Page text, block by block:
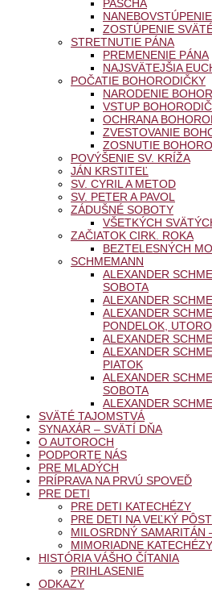
PASCHA
ZOSTÚPENIE
STRETNUTIE PÁNA
PREMENENIE PÁNA
NAJSVÄTEJŠIA
POČATIE BOHORODIČKY
NARODENIE
VSTUP
OCHRANA
ZVESTOVANIE
ZOSNUTIE
POVÝŠENIE SV. KRÍŽA
JÁN KRSTITEĽ
SV. CYRIL A METOD
SV. PETER A PAVOL
ZÁDUŠNÉ SOBOTY
VŠETKÝCH
ZAČIATOK CIRK. ROKA
BEZTELESNÝCH
SCHMEMANN
ALEXANDER
SOBOTA
ALEXANDER
ALEXANDER
PONDELOK,
ALEXANDER
ALEXANDER
PIATOK
ALEXANDER
SOBOTA
ALEXANDER
SVÄTÉ TAJOMSTVÁ
SYNAXÁR – SVÄTÍ DŇA
O AUTOROCH
PODPORTE NÁS
PRE MLADÝCH
PRÍPRAVA NA PRVÚ SPOVEĎ
PRE DETI
PRE DETI KATECHÉZY
PRE DETI NA VEĽKÝ PÔST
MILOSRDNÝ SAMARITÁN
MIMORIADNE
HISTÓRIA VÁŠHO ČÍTANIA
PRIHLASENIE
ODKAZY